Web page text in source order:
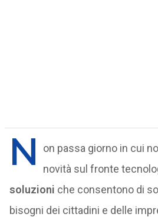
N
on passa giorno in cui
novità sul fronte
soluzioni che consentono di
bisogni dei cittadini e delle